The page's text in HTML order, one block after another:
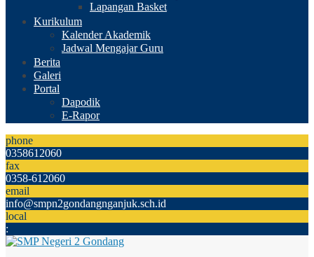
Lapangan Basket
Kurikulum
Kalender Akademik
Jadwal Mengajar Guru
Berita
Galeri
Portal
Dapodik
E-Rapor
phone
0358612060
fax
0358-612060
email
info@smpn2gondangnganjuk.sch.id
local
: